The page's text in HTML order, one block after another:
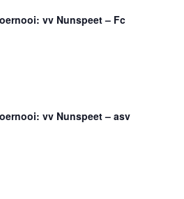
vv Nunspeet – Fc
vv Nunspeet – asv